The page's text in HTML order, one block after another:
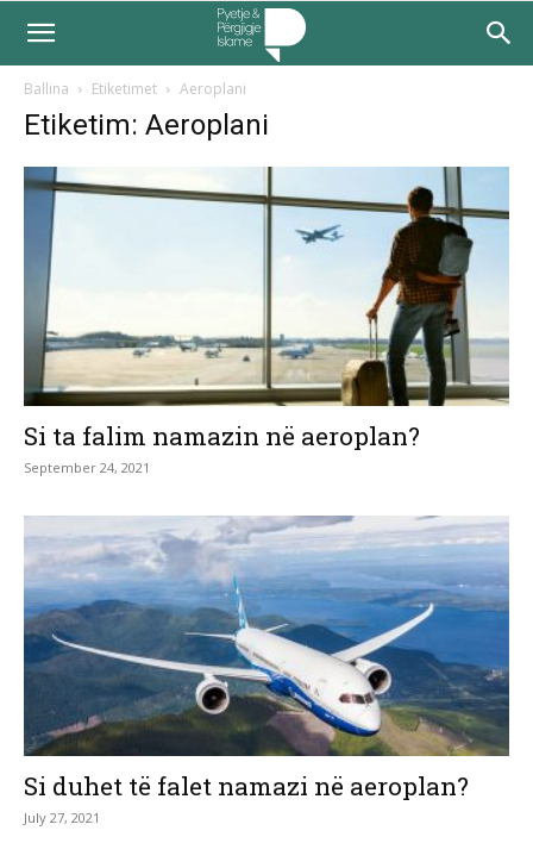
Ballina Etiketimet Aeroplani
Etiketim: Aeroplani
Si ta falim namazin në aeroplan?
September 24, 2021
Si duhet të falet namazi në aeroplan?
July 27, 2021